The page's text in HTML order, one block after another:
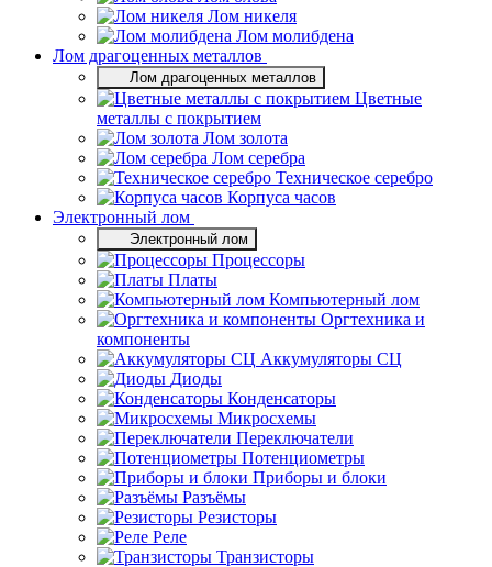
Лом никеля
Лом молибдена
Лом драгоценных металлов
Лом драгоценных металлов
Цветные
металлы с покрытием
Лом золота
Лом серебра
Техническое серебро
Корпуса часов
Электронный лом
Электронный лом
Процессоры
Платы
Компьютерный лом
Оргтехника и
компоненты
Аккумуляторы СЦ
Диоды
Конденсаторы
Микросхемы
Переключатели
Потенциометры
Приборы и блоки
Разъёмы
Резисторы
Реле
Транзисторы